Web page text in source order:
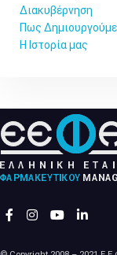
Διακυβέρνηση
Πως
Η Ιστορία μας